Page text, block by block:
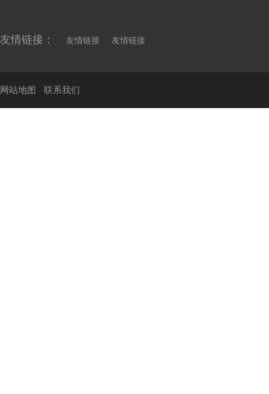
友情链接： 友情链接 友情链接
网站地图 联系我们